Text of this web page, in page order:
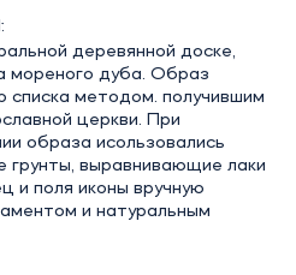
деревянной доске,
мореного дуба. Образ
списка методом. получившим
церкви. При
образа исользовались
выравнивающие лаки
и поля иконы вручную
и натуральным